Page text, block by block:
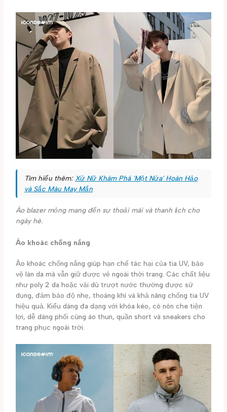
Tìm hiểu thêm: Xử Nữ Khám Phá 'Một Nửa' Hoàn Hảo
và Sắc Màu May Mắn
Áo blazer mỏng mang đến sự thoải mái và thanh lịch cho
ngày hè.
Áo khoác chống nắng
Áo khoác chống nắng giúp hạn chế tác hại của tia UV, bảo
vệ làn da mà vẫn giữ được vẻ ngoài thời trang. Các chất liệu
như poly 2 da hoặc vải dù trượt nước thường được sử
dụng, đảm bảo độ nhẹ, thoáng khí và khả năng chống tia UV
hiệu quả. Kiểu dáng đa dạng với khóa kéo, có nón che tiện
lợi, dễ dàng phối cùng áo thun, quần short và sneakers cho
trang phục ngoài trời.